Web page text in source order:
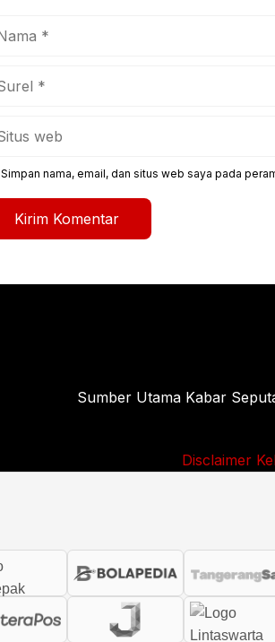
Simpan nama, email, dan situs web saya pada
Sumber Utama Kabar
Disclaimer